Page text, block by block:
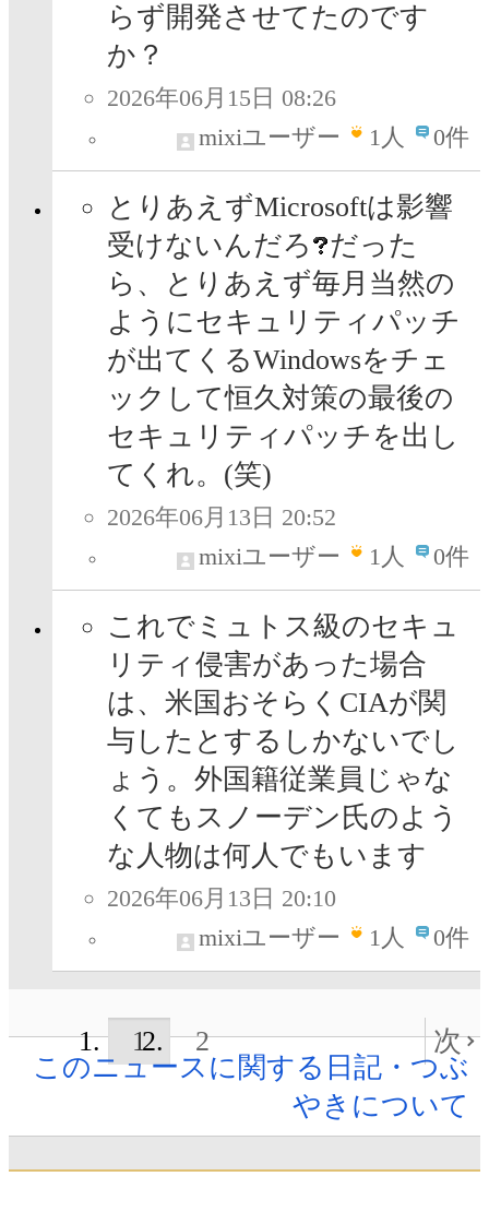
らず開発させてたのです
か？
2026年06月15日 08:26
mixiユーザー
1人 0件
とりあえずMicrosoftは影響
受けないんだろ
だった
ら、とりあえず毎月当然の
ようにセキュリティパッチ
が出てくるWindowsをチェ
ックして恒久対策の最後の
セキュリティパッチを出し
てくれ。(笑)
2026年06月13日 20:52
mixiユーザー
1人 0件
これでミュトス級のセキュ
リティ侵害があった場合
は、米国おそらくCIAが関
与したとするしかないでし
ょう。外国籍従業員じゃな
くてもスノーデン氏のよう
な人物は何人でもいます
2026年06月13日 20:10
mixiユーザー
1人 0件
1 2
次
このニュースに関する日記・つぶ
やきについて